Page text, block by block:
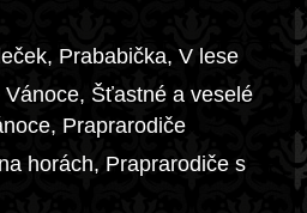
Prababička, V lese
Šťastné a veselé
Praprarodiče
horách, Praprarodiče s